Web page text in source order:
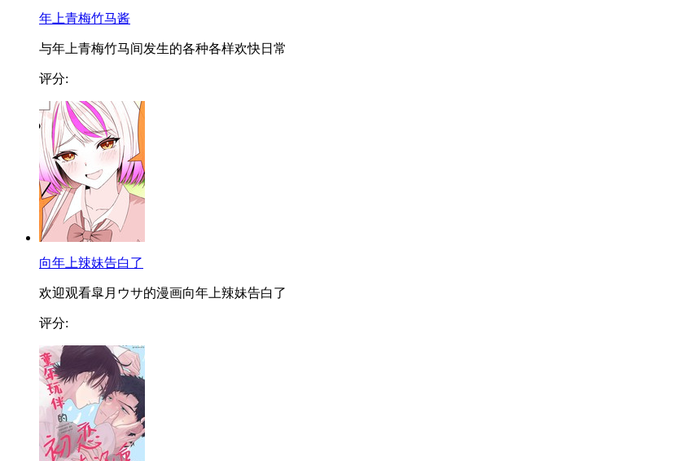
年上青梅竹马酱
与年上青梅竹马间发生的各种各样欢快日常
评分:
向年上辣妹告白了
欢迎观看皐月ウサ的漫画向年上辣妹告白了
评分: